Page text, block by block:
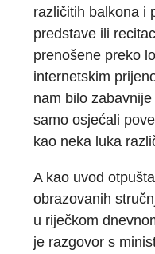
različitih balkona i
predstave ili
prenošene preko
internetskim
nam bilo
samo osjećali
kao neka luka
A kao uvod
obrazovanih
u riječkom
je razgovor s